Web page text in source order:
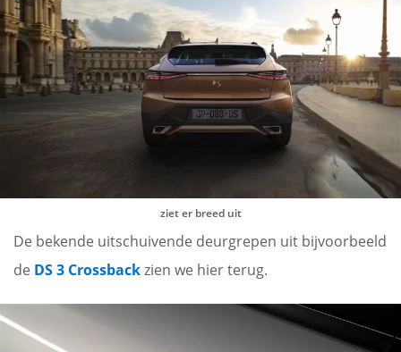
ziet er breed uit
De bekende uitschuivende deurgrepen uit bijvoorbeeld
de DS 3 Crossbackzien we hier terug.